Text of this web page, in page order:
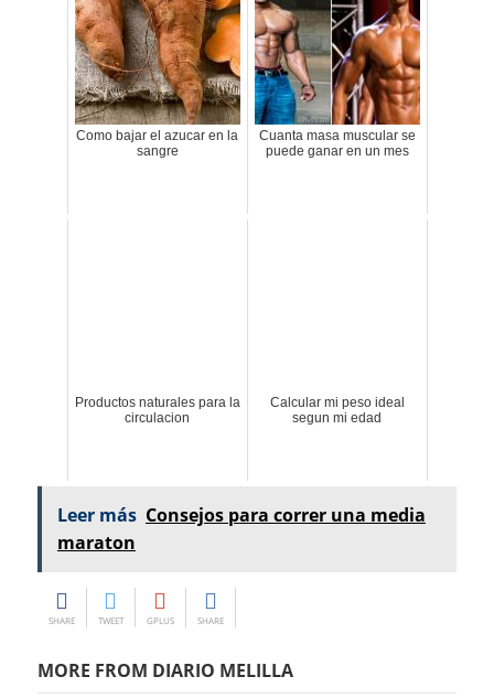
Como bajar el azucar en la
sangre
Cuanta masa muscular se
puede ganar en un mes
Productos naturales para la
circulacion
Calcular mi peso ideal
segun mi edad
Leer más Consejos para correr una media
maraton
SHARE TWEET GPLUS SHARE
MORE FROM DIARIO MELILLA